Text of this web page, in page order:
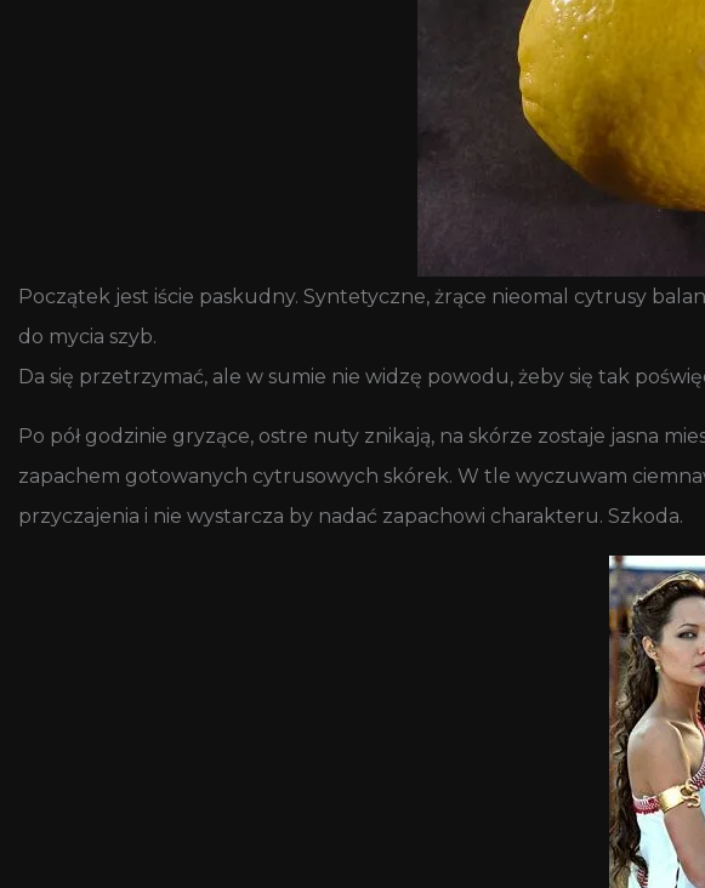
Początek jest iście paskudny. Syntetyczne, żrące nieomal cytrusy
do mycia szyb.
Da się przetrzymać, ale w sumie nie widzę powodu, żeby się tak
Po pół godzinie gryzące, ostre nuty znikają, na skórze zostaje jasna
zapachem gotowanych cytrusowych skórek. W tle wyczuwam
przyczajenia i nie wystarcza by nadać zapachowi charakteru. Szkoda.